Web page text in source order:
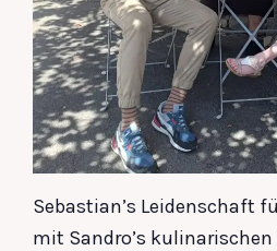
Sebastian’s Leidenschaft
mit Sandro’s